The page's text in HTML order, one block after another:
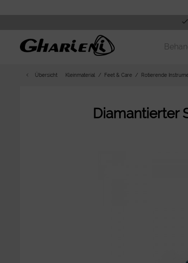
Übersicht Kleinmaterial Feet & Care Rotierende
Diamantierter